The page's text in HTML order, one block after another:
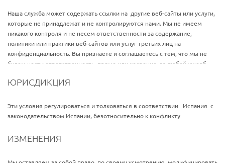
Наша служба может содержать ссылки на другие веб-сайты или услуги,
которые не принадлежат и не контролируются нами. Мы не имеем
никакого контроля и не несем ответственности за содержание,
политики или практики веб-сайтов или услуг третьих лиц на
конфиденциальность. Вы признаете и соглашаетесь с тем, что мы не
будем нести ответственность, прямо или косвенно, за любой ущерб
связи с использованием или доверием к любому содержанию, товаров
Мы советуем прочитать правила и условия и политику
конфиденциальности сторонних веб-сайтов или услуг, которые вы
ЮРИСДИКЦИЯ
Эти условия регулироваться и толковаться в соответствии Испания с
законодательством Испании, безотносительно к конфликту
ИЗМЕНЕНИЯ